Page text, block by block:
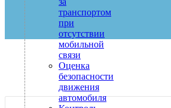
транспортом
при
отсутствии
мобильной
связи
Оценка
безопасности
движения
автомобиля